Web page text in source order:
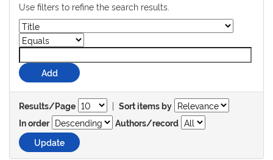
Use filters to refine the search results.
Results/Page | Sort items by
In order
Authors/record